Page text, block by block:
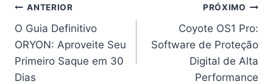
Navegação
de
Post
ANTERIOR
O Guia Definitivo
ORYON: Aproveite Seu
Primeiro Saque em 30
Dias
PRÓXIMO
Coyote OS1 Pro:
Software de Proteção
Digital de Alta
Performance